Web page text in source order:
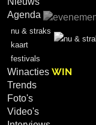
Agenda
nu & straks
kaart
festivals
WinactiesWIN
Trends
Foto's
Video's